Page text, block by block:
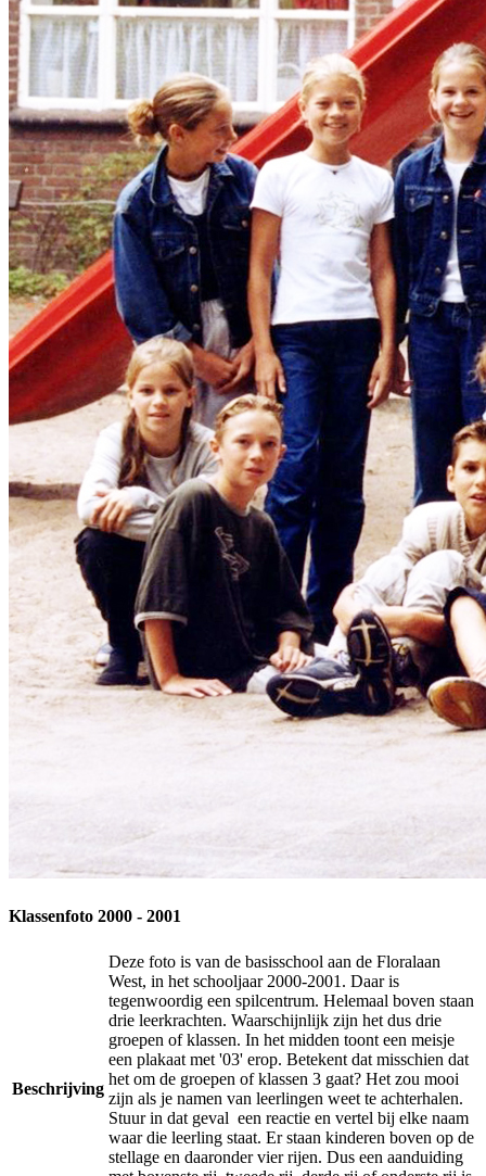
Klassenfoto 2000 - 2001
Beschrijving
Deze foto is van de basisschool aan de Floralaan
West, in het schooljaar 2000-2001. Daar is
tegenwoordig een spilcentrum. Helemaal boven staan
drie leerkrachten. Waarschijnlijk zijn het dus drie
groepen of klassen. In het midden toont een meisje
een plakaat met '03' erop. Betekent dat misschien dat
het om de groepen of klassen 3 gaat? Het zou mooi
zijn als je namen van leerlingen weet te achterhalen.
Stuur in dat geval een reactie en vertel bij elke naam
waar die leerling staat. Er staan kinderen boven op de
stellage en daaronder vier rijen. Dus een aanduiding